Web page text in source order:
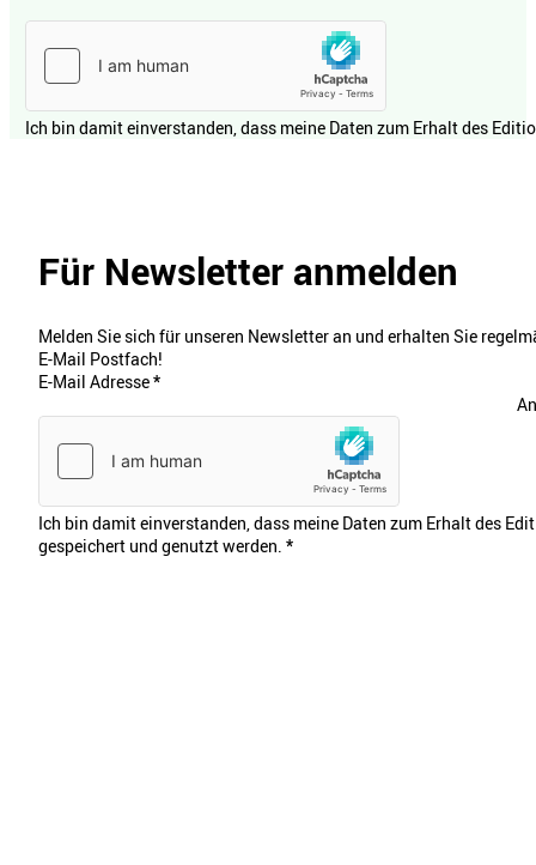
Ich bin damit einverstanden, dass meine Daten zum Erhalt des
Für Newsletter anmelden
Melden Sie sich für unseren Newsletter an und erhalten Sie
E-Mail Postfach!
E-Mail Adresse*
Ich bin damit einverstanden, dass meine Daten zum Erhalt des
gespeichert und genutzt werden. *